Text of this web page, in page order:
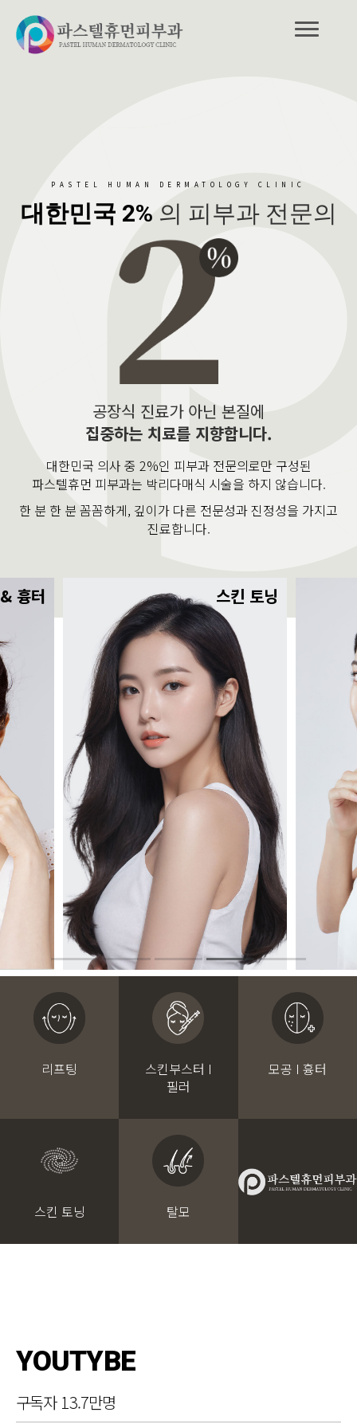
PASTEL HUMAN DERMATOLOGY CLINIC
대한민국 2% 의 피부과 전문의
공장식 진료가 아닌 본질에
집중하는 치료를 지향합니다.
대한민국 의사 중 2%인 피부과 전문의로만 구성된
파스텔휴먼 피부과는 박리다매식 시술을 하지 않습니다.
한 분 한 분 꼼꼼하게, 깊이가 다른 전문성과 진정성을 가지고
진료합니다.
흉터 스킨 토닝
리프팅
스킨부스터 I
필러
모공 I 흉터
스킨 토닝 탈모
YOUTYBE
구독자 13.7만명